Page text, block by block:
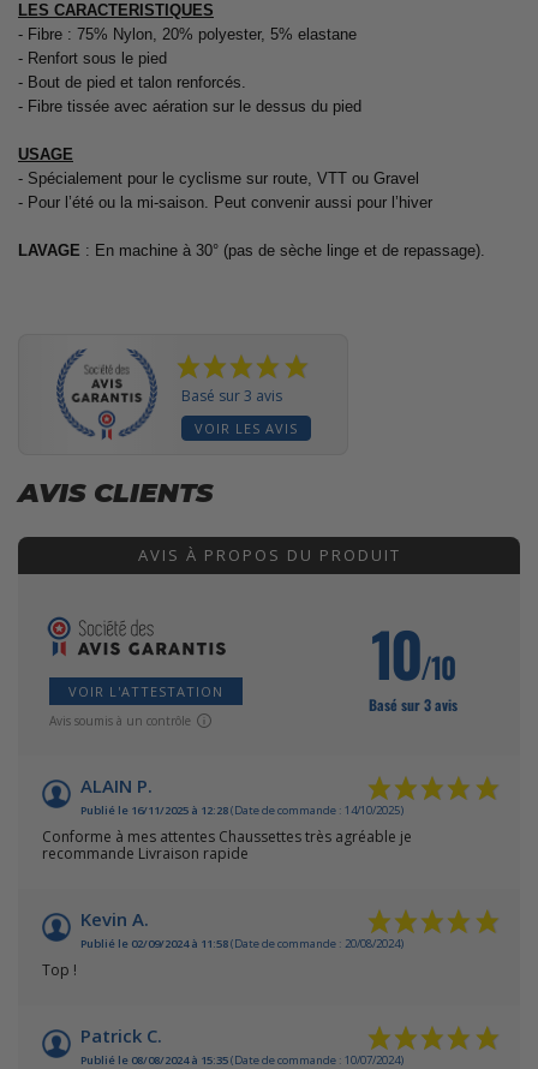
LES CARACTERISTIQUES
- Fibre : 75% Nylon, 20% polyester, 5% elastane
- Renfort sous le pied
- Bout de pied et talon renforcés.
- Fibre tissée avec aération sur le dessus du pied
USAGE
- Spécialement pour le cyclisme sur route, VTT ou Gravel
- Pour l’été ou la mi-saison. Peut convenir aussi pour l’hiver
LAVAGE : En machine à 30° (pas de sèche linge et de repassage).
Basé sur 3 avis
VOIR LES AVIS
AVIS CLIENTS
AVIS À PROPOS DU PRODUIT
VOIR L'ATTESTATION
Avis soumis à un contrôle
10/10
Basé sur 3 avis
ALAIN P.
Publié le 16/11/2025 à 12:28(Date de commande : 14/10/2025)
Conforme à mes attentes Chaussettes très agréable je
recommande Livraison rapide
Kevin A.
Publié le 02/09/2024 à 11:58(Date de commande : 20/08/2024)
Top !
Patrick C.
Publié le 08/08/2024 à 15:35(Date de commande : 10/07/2024)